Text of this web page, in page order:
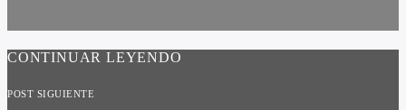
CONTINUAR LEYENDO
POST SIGUIENTE